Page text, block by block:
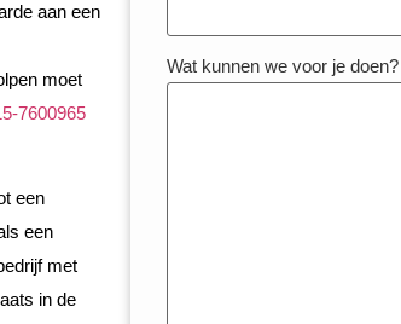
aan een
moet
7600965
een
een
met
in de
Wat kunnen we voor je doen?